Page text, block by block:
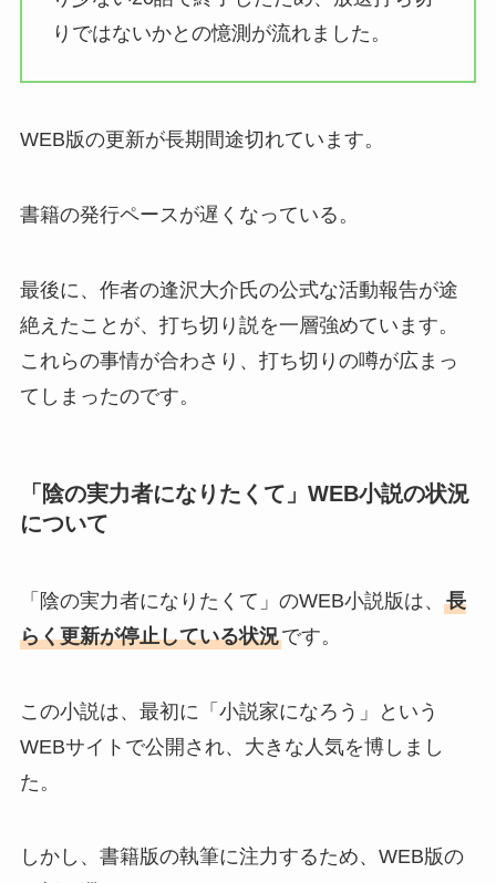
りではないかとの憶測が流れました。
WEB版の更新が長期間途切れています。
書籍の発行ペースが遅くなっている。
最後に、作者の逢沢大介氏の公式な活動報告が途
絶えたことが、打ち切り説を一層強めています。
これらの事情が合わさり、打ち切りの噂が広まっ
てしまったのです。
「陰の実力者になりたくて」WEB小説の状況
について
「陰の実力者になりたくて」のWEB小説版は、 長
らく更新が停止している状況です。
この小説は、最初に「小説家になろう」という
WEBサイトで公開され、大きな人気を博しまし
た。
しかし、書籍版の執筆に注力するため、WEB版の